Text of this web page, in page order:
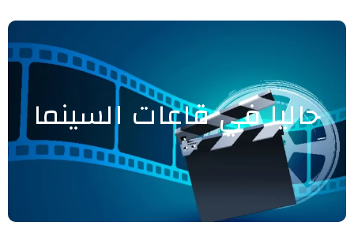
حاليا في قاعات السينما